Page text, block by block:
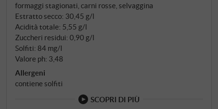
formaggi stagionati, carni rosse, selvaggina
Estratto secco: 30,45 g/l
Acidità totale: 5,55 g/l
Zuccheri residui: 0,90 g/l
Solfiti: 84 mg/l
Valore ph: 3,48
Allergeni
contiene solfiti
SCOPRI DI PIÙ